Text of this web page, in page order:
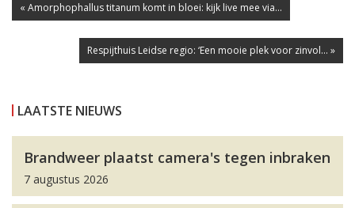
« Amorphophallus titanum komt in bloei: kijk live mee via...
Respijthuis Leidse regio: ‘Een mooie plek voor zinvol... »
LAATSTE NIEUWS
Brandweer plaatst camera's tegen inbraken
7 augustus 2026